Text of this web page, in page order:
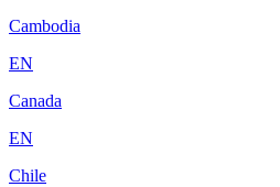
Cambodia
EN
Canada
EN
Chile